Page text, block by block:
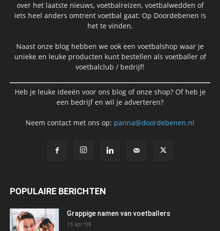
over het laatste nieuws, voetbalreizen, voetbalwedden of
iets heel anders omtrent voetbal gaat: Op Doordebenen is
het te vinden.
Naast onze blog hebben we ook een voetbalshop waar je
unieke en leuke producten kunt bestellen als voetballer of
voetbalclub / bedrijf!
Heb je leuke ideeën voor ons blog of onze shop? Of heb je
een bedrijf en wil je adverteren?
Neem contact met ons op: panna@doordebenen.nl
POPULAIRE BERICHTEN
Grappige namen van voetballers
13 apr ’09